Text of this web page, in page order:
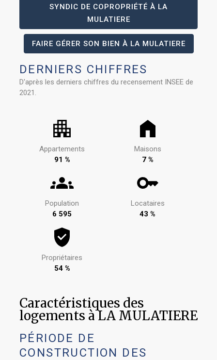
SYNDIC DE COPROPRIÉTÉ À LA
MULATIERE
FAIRE GÉRER SON BIEN À LA MULATIERE
DERNIERS CHIFFRES
D'après les derniers chiffres du recensement INSEE de
2021.
Appartements
91 %
Maisons
7 %
Population
6 595
Locataires
43 %
Propriétaires
54 %
Caractéristiques des
logements à LA MULATIERE
PÉRIODE DE
CONSTRUCTION DES